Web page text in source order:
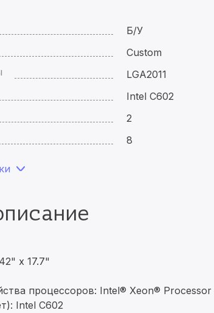
Б/У
Custom
LGA2011
Intel C602
2
8
x 17.7"
процессоров: Intel® Xeon® Processor
Intel C602